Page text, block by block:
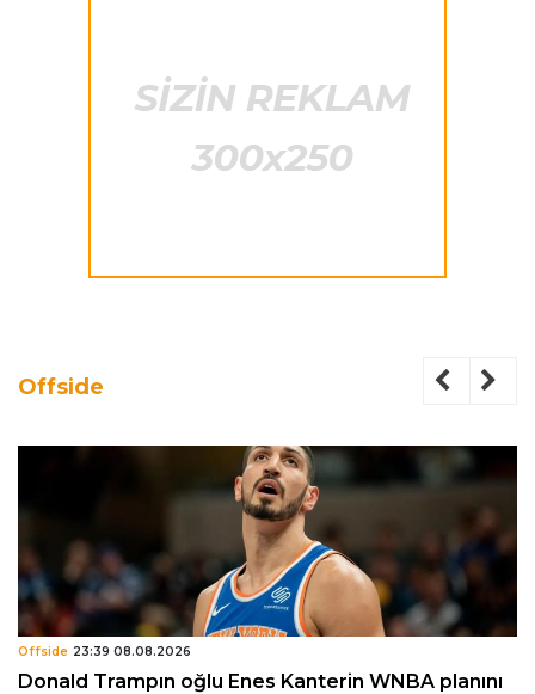
Offside
Offside 23:39 08.08.2026
Donald Trampın oğlu Enes Kanterin WNBA planını